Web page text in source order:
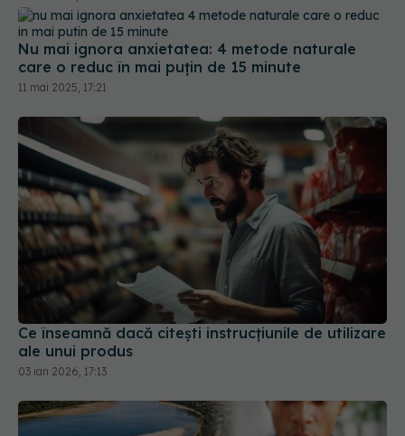
Nu mai ignora anxietatea: 4 metode naturale
care o reduc în mai puțin de 15 minute
11 mai 2025, 17:21
Ce înseamnă dacă citești instrucțiunile de utilizare
ale unui produs
03 ian 2026, 17:13